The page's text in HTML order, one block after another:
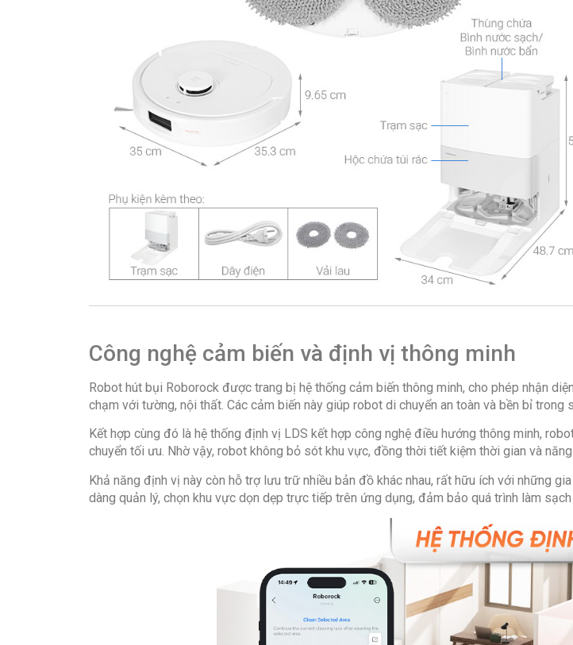
Công nghệ cảm biến và định vị thông minh
Robot hút bụi Roborock được trang bị hệ thống cảm biến thông minh, cho phép nhận
chạm với tường, nội thất. Các cảm biến này giúp robot di chuyển an toàn và bền bỉ trong
Kết hợp cùng đó là hệ thống định vị LDS kết hợp công nghệ điều hướng thông minh,
chuyển tối ưu. Nhờ vậy, robot không bỏ sót khu vực, đồng thời tiết kiệm thời gian và
Khả năng định vị này còn hỗ trợ lưu trữ nhiều bản đồ khác nhau, rất hữu ích với những
dàng quản lý, chọn khu vực dọn dẹp trực tiếp trên ứng dụng, đảm bảo quá trình làm sạch